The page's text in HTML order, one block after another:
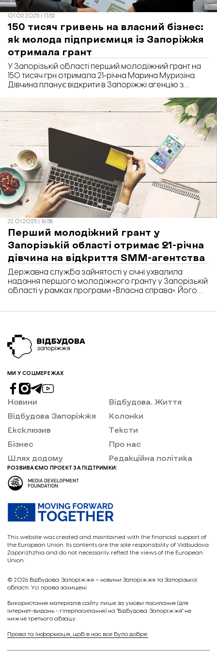
01.02.2025 | 13:52
150 тисяч гривень на власний бізнес:
як молода підприємиця із Запоріжжя
отримала грант
У Запорізькій області перший молодіжний грант на
150 тисяч грн отримала 21-річна Марина Муризіна.
Дівчина планує відкрити в Запоріжжі агенцію з
коментарі «Відбудові. Запоріжжя» Марина Муризіна
розповіла як подавалась на грант, що було
найскладнішим та на що варто звертати увагу при
подачі заявки.
22.01.2025 | 16:58
Перший молодіжний грант у
Запорізькій області отримає 21-річна
дівчина на відкриття SMM-агентства
Державна служба зайнятості у січні ухвалила
надання першого молодіжного гранту у Запорізькій
області у рамках програми «Власна справа». Його
відкриття агентства з бренд-менеджменту. Про це
МИ У СОЦМЕРЕЖАХ
Новини
Відбудова Запоріжжя
Ексклюзив
Бізнес
Шлях додому
Відбудова. Життя
Колонки
Тексти
Про нас
Редакційна політика
РОЗВИВАЄМО ПРОЕКТ ЗА ПІДТРИМКИ:
This website was created and maintained with the financial support of
the European Union. Its contents are the sole responsibility of Vidbudova
Zaporizhzhia and do not necessarily reflect the views of the European
Union.
© 2026 Відбудова. Запоріжжя – новини Запоріжжя та Запорізької
області. Усі права захищені.
Викориcтання матеріалів сайту лише за умови посилання (для
інтернет-видань - гіперпосилання) на "Відбудова. Запоріжжя" не
нижче третього абзацу.
Права та Інформація, щоб в нас все було добре.